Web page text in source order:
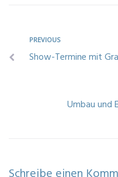
PREVIOUS
Show-Termine mit
Umbau und